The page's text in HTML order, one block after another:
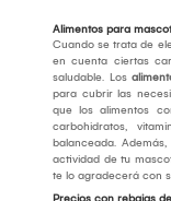
Alimentos para
Cuando se trata de
en cuenta ciertas
saludable. Los
para cubrir las
que los alimentos
carbohidratos,
balanceada.
actividad de tu
te lo agradecerá con